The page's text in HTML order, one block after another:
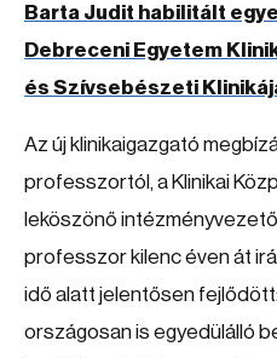
Barta Judit habilitált
Debreceni Egyetem
és Szívsebészeti
Az új klinikaigazgató
professzortól, a Klinikai
leköszönő
professzor kilenc éven át
idő alatt jelentősen
országosan is egyedülálló